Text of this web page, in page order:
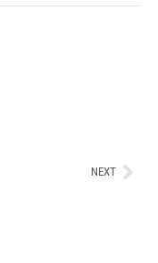
NEXT